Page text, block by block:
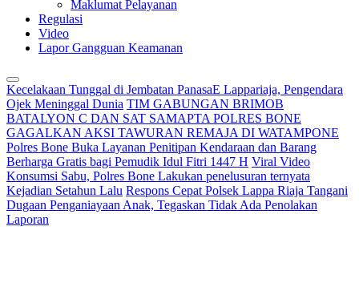
Maklumat Pelayanan
Regulasi
Video
Lapor Gangguan Keamanan
Kecelakaan Tunggal di Jembatan PanasaE Lappariaja, Pengendara
Ojek Meninggal Dunia TIM GABUNGAN BRIMOB
BATALYON C DAN SAT SAMAPTA POLRES BONE
GAGALKAN AKSI TAWURAN REMAJA DI WATAMPONE
Polres Bone Buka Layanan Penitipan Kendaraan dan Barang
Berharga Gratis bagi Pemudik Idul Fitri 1447 H Viral Video
Konsumsi Sabu, Polres Bone Lakukan penelusuran ternyata
Kejadian Setahun Lalu Respons Cepat Polsek Lappa Riaja Tangani
Dugaan Penganiayaan Anak, Tegaskan Tidak Ada Penolakan
Laporan